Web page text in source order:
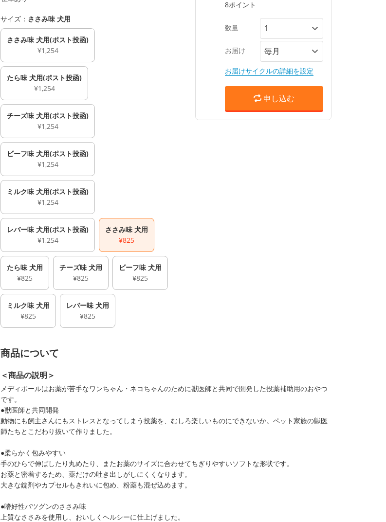
サイズ： ささみ味 犬用
ささみ味 犬用(ポスト投函)
¥1,254
たら味 犬用(ポスト投函)
¥1,254
チーズ味 犬用(ポスト投函)
¥1,254
ビーフ味 犬用(ポスト投函)
¥1,254
ミルク味 犬用(ポスト投函)
¥1,254
レバー味 犬用(ポスト投函)
¥1,254
ささみ味 犬用
¥825
たら味 犬用
¥825
チーズ味 犬用
¥825
ビーフ味 犬用
¥825
ミルク味 犬用
¥825
レバー味 犬用
¥825
8ポイント
数量
お届け
お届けサイクルの詳細を設定
申し込む
商品について
＜商品の説明＞
メディボールはお薬が苦手なワンちゃん・ネコちゃんのために獣医師と共同で開発した投薬補助用のおやつ
です。
●獣医師と共同開発
動物にも飼主さんにもストレスとなってしまう投薬を、むしろ楽しいものにできないか。ペット家族の獣医
師たちとこだわり抜いて作りました。
●柔らかく包みやすい
手のひらで伸ばしたり丸めたり、またお薬のサイズに合わせてちぎりやすいソフトな形状です。
お薬と密着するため、薬だけの吐き出しがしにくくなります。
大きな錠剤やカプセルもきれいに包め、粉薬も混ぜ込めます。
●嗜好性バツグンのささみ味
上質なささみを使用し、おいしくヘルシーに仕上げました。